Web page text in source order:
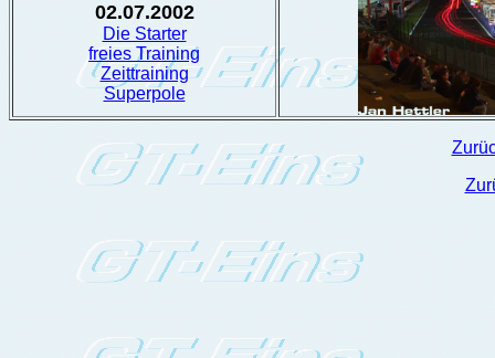
02.07.2002
Die Starter
freies Training
Zeittraining
Superpole